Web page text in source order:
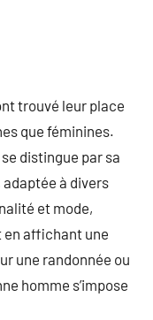
trouvé leur place
que féminines.
distingue par sa
à divers
et mode,
en affichant une
une randonnée ou
homme s’impose